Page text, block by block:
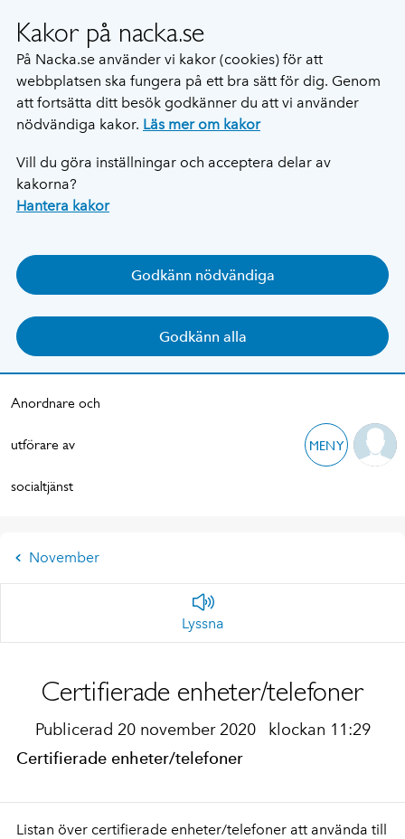
Kakor på nacka.se
På Nacka.se använder vi kakor (cookies) för att
webbplatsen ska fungera på ett bra sätt för dig. Genom
att fortsätta ditt besök godkänner du att vi använder
nödvändiga kakor. Läs mer om kakor
Vill du göra inställningar och acceptera delar av
kakorna?
Hantera kakor
Godkänn nödvändiga
Godkänn alla
Anordnare och
utförare av
socialtjänst
MENY
November
Lyssna
Certifierade enheter/telefoner
Publicerad 20 november 2020 klockan 11:29
Certifierade enheter/telefoner
Listan över certifierade enheter/telefoner att använda till